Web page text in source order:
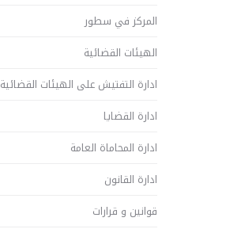
المركز في سطور
الهيئات القضائية
ادارة التفتيش على الهيئات القضائية
ادارة القضايا
ادارة المحاماة العامة
ادارة القانون
قوانين و قرارات